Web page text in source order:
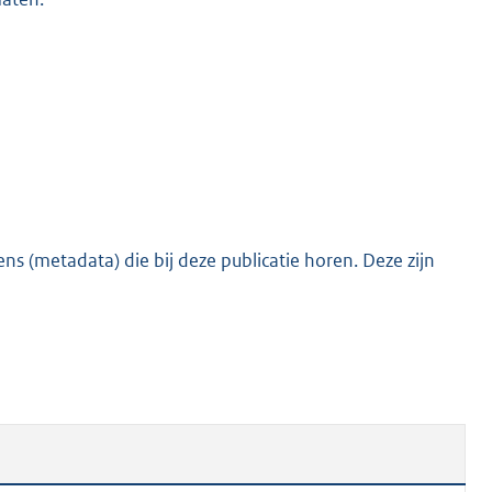
(metadata) die bij deze publicatie horen. Deze zijn